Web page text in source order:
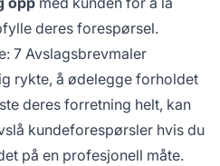
deres forespørsel.
7 Avslagsbrevmaler
rykte, å ødelegge forholdet
deres forretning helt, kan
kundeforespørsler hvis du
på en profesjonell måte.